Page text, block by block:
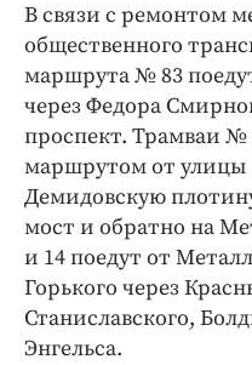
В связи с ремонтом
общественного
маршрута № 83
через Федора
проспект. Трамваи №
маршрутом от улицы
Демидовскую
мост и обратно на
и 14 поедут от
Горького через
Станиславского,
Энгельса.